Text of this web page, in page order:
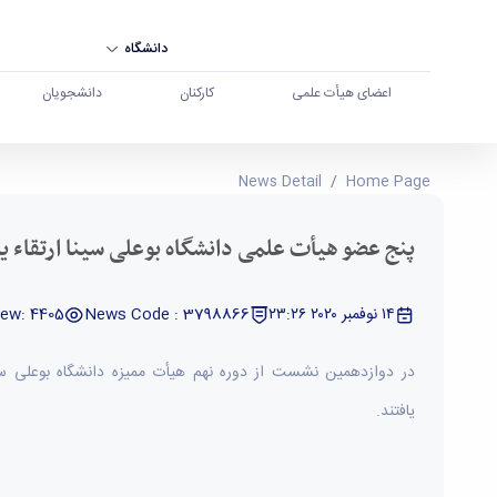
دانشگاه
اعضای هیأت علمی کارکنان دانشجویان
پنج عضو هیأت علمی دانشگاه بوعلی سینا ارتقاء
Home Page
News Detail
پنج عضو هیأت علمی دانشگاه بوعلی سینا ارتقاء
١٤ نوفمبر ٢٠٢٠ ٢٣:٢٦ News Code : 3798866
4405
در دوازدهمین نشست از دوره نهم هیأت ممیزه دانشگاه بوعلی
یافتند.